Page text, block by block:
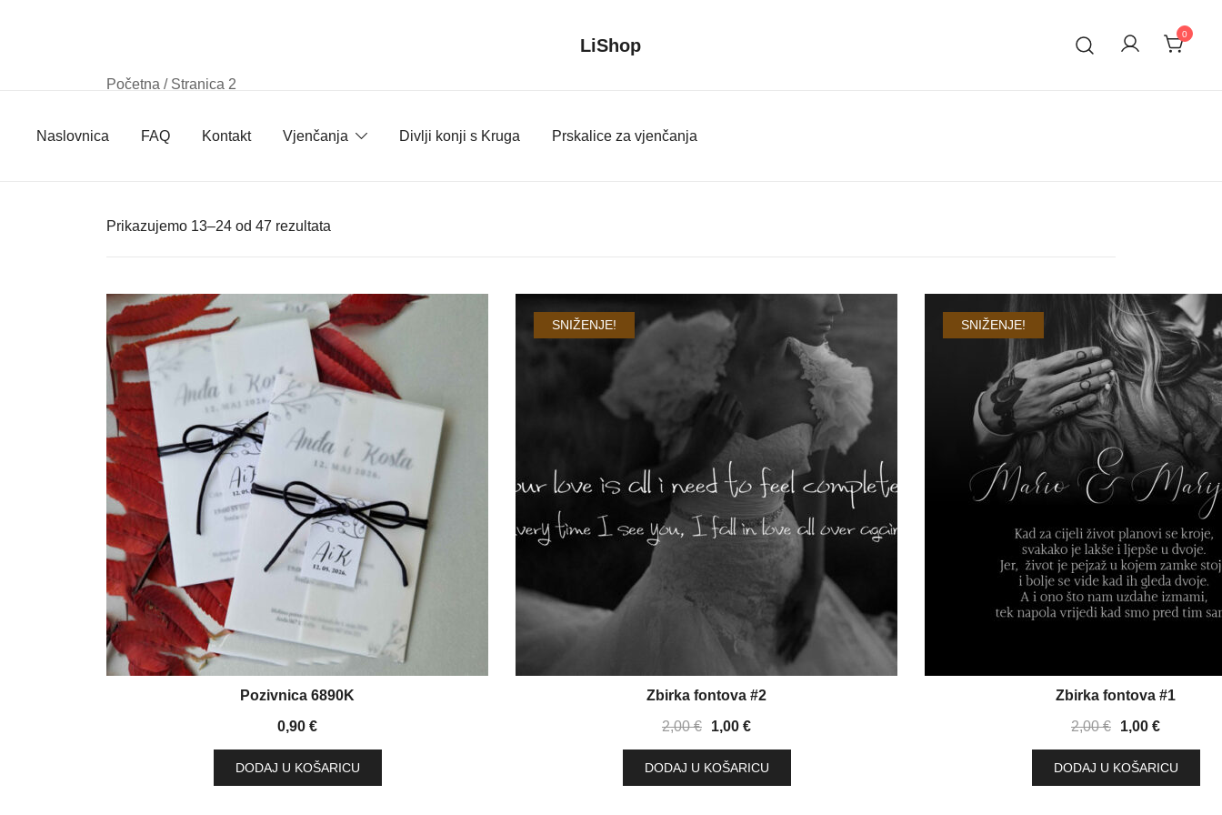
LiShop
0
Naslovnica FAQ Kontakt Vjenčanja Divlji konji s Kruga Prskalice za vjenčanja
Početna / Stranica 2
Prikazujemo 13–24 od 47 rezultata
Pozivnica 6890K
0,90 €
DODAJ U KOŠARICU
SNIŽENJE!
Zbirka fontova #2
2,00€
Izvorna
cijena
bila
1,00 €Trenutna
cijena
je:
DODAJ U KOŠARICU
SNIŽENJE!
Zbirka fontova #1
2,00€
Izvorna
cijena
bila
1,00 €Trenutna
cijena
je:
DODAJ U KOŠARICU